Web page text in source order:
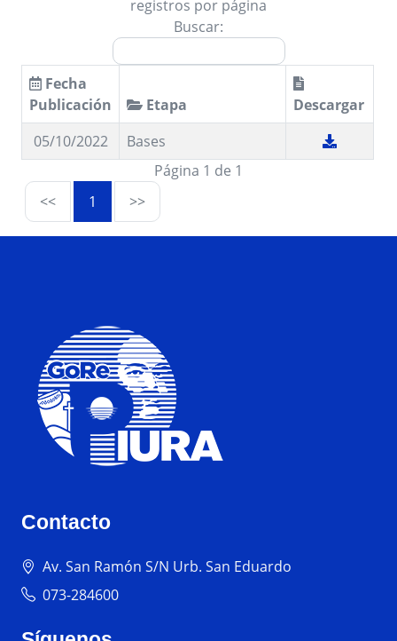
registros por página
Buscar:
Fecha
Publicación
Etapa
Descargar
05/10/2022
Bases
Página 1 de 1
<<
1 >>
Contacto
Av. San Ramón S/N Urb. San Eduardo
073-284600